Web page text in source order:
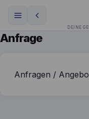
DEINE
Anfrage
Anfragen /